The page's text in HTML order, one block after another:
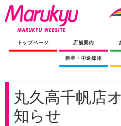
トップページ 店舗案内
新卒・中途採用
丸久高千帆店
知らせ